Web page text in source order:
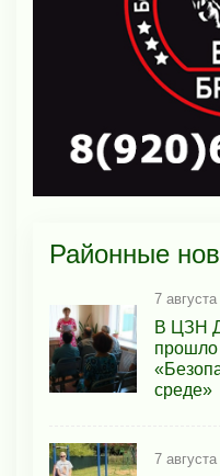
Районные
7
В ЦЗН
прошло
среде»
7